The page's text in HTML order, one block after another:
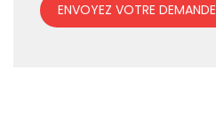
ENVOYEZ VOTRE DEMANDE